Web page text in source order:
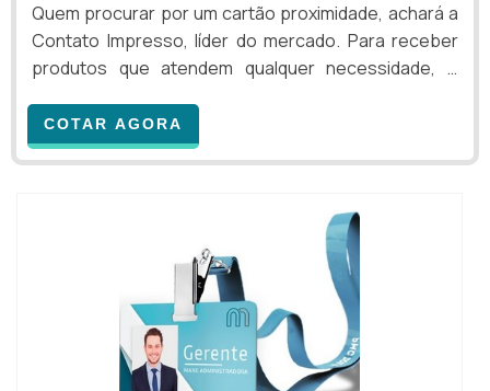
Quem procurar por um cartão proximidade, achará a
Contato Impresso, líder do mercado. Para receber
produtos que atendem qualquer necessidade, o
destaque por um bom suporte pré-venda e tenha
ampla experiência no ramo.Quando o desejo é por
suporte personalizado via WhatsApp.MAIS
DETALHES INTERESS...
COTAR AGORA